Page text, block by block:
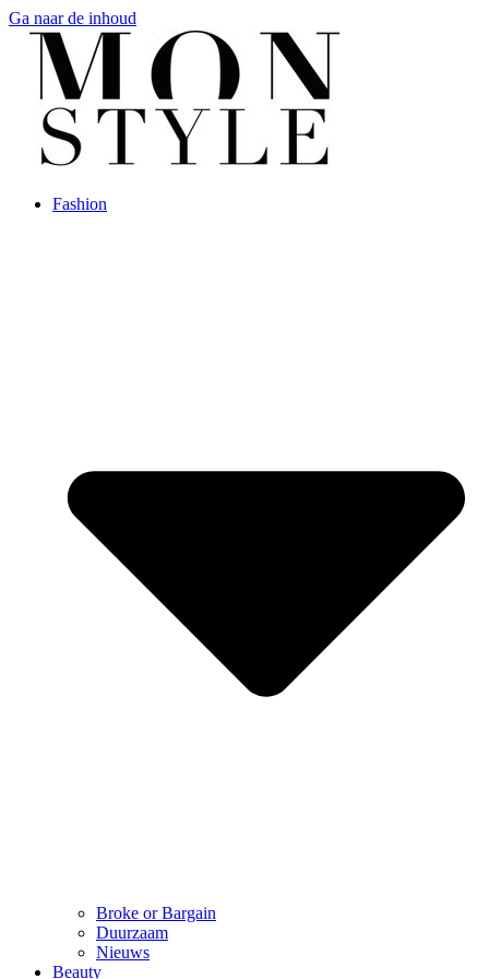
Ga naar de inhoud
Fashion
Broke or Bargain
Duurzaam
Nieuws
Beauty